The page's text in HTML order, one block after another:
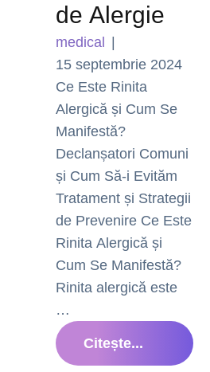
de Alergie
medical |
15 septembrie 2024
Ce Este Rinita
Alergică și Cum Se
Manifestă?
Declanșatori Comuni
și Cum Să-i Evităm
Tratament și Strategii
de Prevenire Ce Este
Rinita Alergică și
Cum Se Manifestă?
Rinita alergică este
…
Citește...